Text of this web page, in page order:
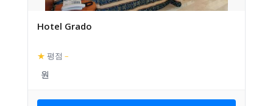
Hotel Grado
★ 평점 –